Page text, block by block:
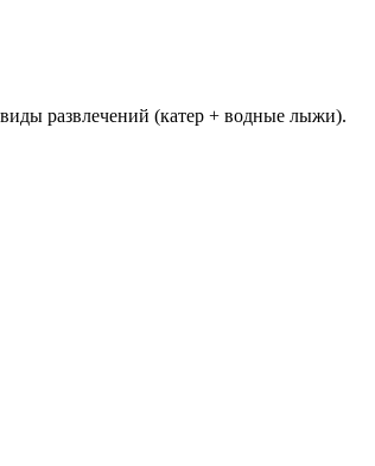
развлечений (катер + водные лыжи).